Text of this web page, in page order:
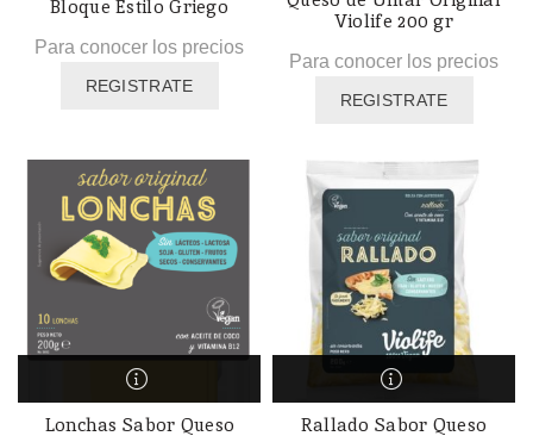
Bloque Estilo Griego
Para conocer los precios
REGISTRATE
Violife 200 gr
Para conocer los precios
REGISTRATE
Lonchas Sabor Queso
Rallado Sabor Queso